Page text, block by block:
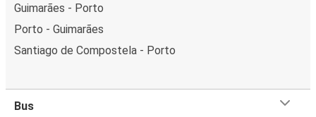
Guimarães - Porto
Porto - Guimarães
Santiago de Compostela - Porto
Bus